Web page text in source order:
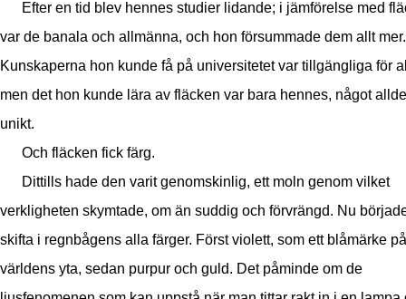
Efter en tid blev hennes studier lidande; i jämförelse med
var de banala och allmänna, och hon försummade dem allt mer.
Kunskaperna hon kunde få på universitetet var tillgängliga för
men det hon kunde lära av fläcken var bara hennes, något
unikt.
Och fläcken fick färg.
Dittills hade den varit genomskinlig, ett moln genom vilket
verkligheten skymtade, om än suddig och förvrängd. Nu
skifta i regnbågens alla färger. Först violett, som ett blåmärke på
världens yta, sedan purpur och guld. Det påminde om de